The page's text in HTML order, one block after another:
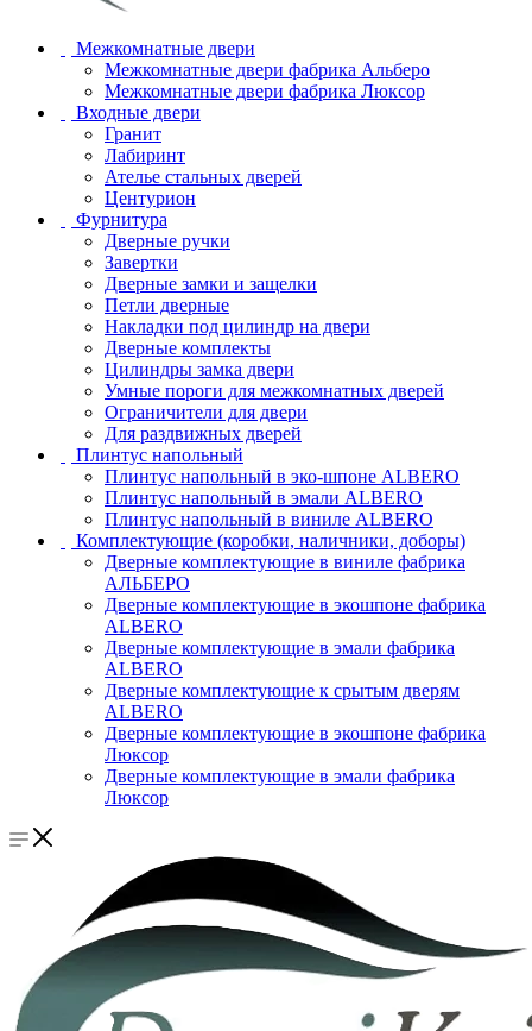
Межкомнатные двери
Межкомнатные двери фабрика Альберо
Межкомнатные двери фабрика Люксор
Входные двери
Гранит
Лабиринт
Ателье стальных дверей
Центурион
Фурнитура
Дверные ручки
Завертки
Дверные замки и защелки
Петли дверные
Накладки под цилиндр на двери
Дверные комплекты
Цилиндры замка двери
Умные пороги для межкомнатных дверей
Ограничители для двери
Для раздвижных дверей
Плинтус напольный
Плинтус напольный в эко-шпоне ALBERO
Плинтус напольный в эмали ALBERO
Плинтус напольный в виниле ALBERO
Комплектующие (коробки, наличники, доборы)
Дверные комплектующие в виниле фабрика
АЛЬБЕРО
Дверные комплектующие в экошпоне фабрика
ALBERO
Дверные комплектующие в эмали фабрика
ALBERO
Дверные комплектующие к срытым дверям
ALBERO
Дверные комплектующие в экошпоне фабрика
Люксор
Дверные комплектующие в эмали фабрика
Люксор